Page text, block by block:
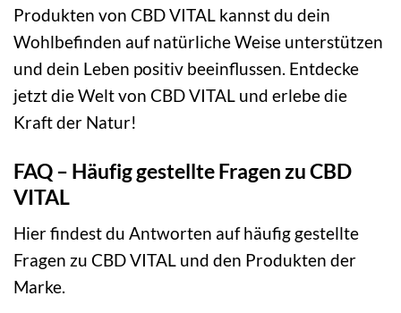
Produkten von CBD VITAL kannst du dein
Wohlbefinden auf natürliche Weise unterstützen
und dein Leben positiv beeinflussen. Entdecke
jetzt die Welt von CBD VITAL und erlebe die
Kraft der Natur!
FAQ – Häufig gestellte Fragen zu CBD
VITAL
Hier findest du Antworten auf häufig gestellte
Fragen zu CBD VITAL und den Produkten der
Marke.